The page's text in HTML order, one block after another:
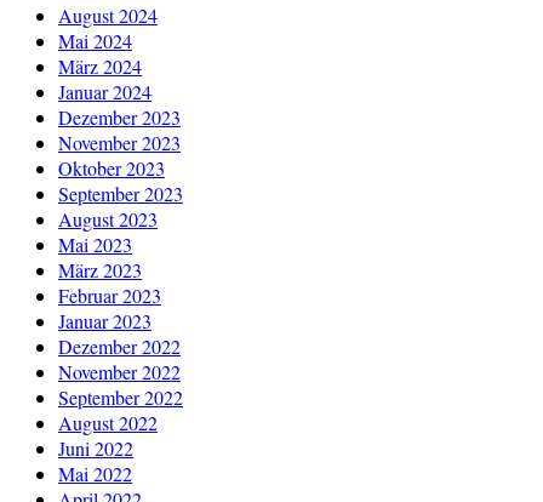
August 2024
Mai 2024
März 2024
Januar 2024
Dezember 2023
November 2023
Oktober 2023
September 2023
August 2023
Mai 2023
März 2023
Februar 2023
Januar 2023
Dezember 2022
November 2022
September 2022
August 2022
Juni 2022
Mai 2022